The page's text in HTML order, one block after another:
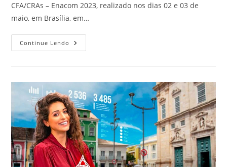
CFA/CRAs – Enacom 2023, realizado nos dias 02 e 03 de
maio, em Brasília, em…
Continue Lendo CRA-
RN
Comunicação
Do
Sistema
CFA/CRAs